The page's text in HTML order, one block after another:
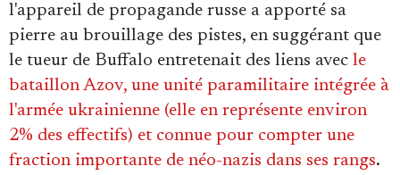
l'appareil de propagande russe a apporté sa
pierre au brouillage des pistes, en suggérant que
le tueur de Buffalo entretenait des liens avec le
bataillon Azov, une unité paramilitaire intégrée à
l'armée ukrainienne (elle en représente environ
2% des effectifs) et connue pour compter une
fraction importante de néo-nazis dans ses rangs.